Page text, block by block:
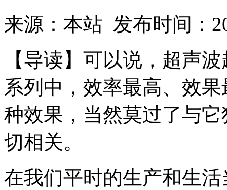
来源：本站 发布时间：
【导读】可以说，超声
系列中，效率最高、效
种效果，当然莫过了与
切相关。
在我们平时的生产和生